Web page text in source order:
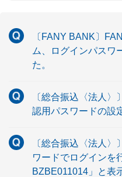
〔FANY BANK〕
ム、ログインパスワ
た。
〔総合振込〈法人
認用パスワードの設
〔総合振込〈法人〉
ワードでログインを
BZBE011014」と表